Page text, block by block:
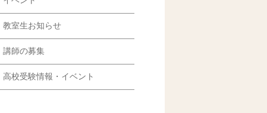
教室生お知らせ
講師の募集
高校受験情報・イベント